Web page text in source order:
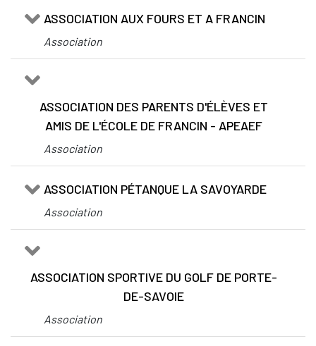
ASSOCIATION AUX FOURS ET A FRANCIN
Association
ASSOCIATION DES PARENTS D'ÉLÈVES ET
AMIS DE L'ÉCOLE DE FRANCIN - APEAEF
Association
ASSOCIATION PÉTANQUE LA SAVOYARDE
Association
ASSOCIATION SPORTIVE DU GOLF DE PORTE-
DE-SAVOIE
Association